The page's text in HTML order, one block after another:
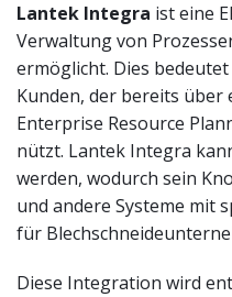
Lantek Integra ist eine
Verwaltung von
ermöglicht. Dies
Kunden, der bereits über
Enterprise Resource
nützt. Lantek Integra
werden, wodurch sein
und andere Systeme mit
für
Diese Integration wird